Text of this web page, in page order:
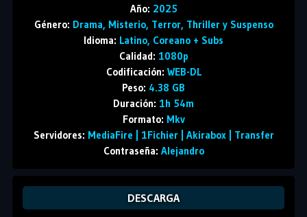
Año: 2025
Género: Drama, Misterio, Terror, Thriller y Suspenso
Idioma: Latino, Coreano + Subs
Calidad: 1080p
Codificación: WEB-DL
Peso: 4.38 GB
Duración: 1h 54m
Formato: Mkv
Servidores: MediaFire | 1Fichier | Akirabox | Transfer
Contraseña: Alejandro
DESCARGA